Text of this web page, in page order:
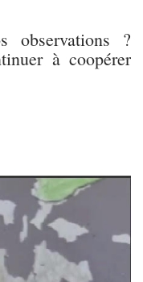
observations ?
à coopérer